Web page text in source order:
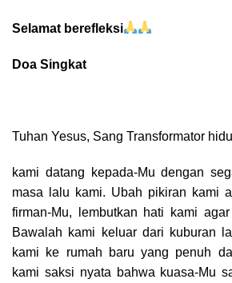
Selamat berefleksi
Doa Singkat
Tuhan Yesus, Sang Transformator
kami datang kepada-Mu dengan
masa lalu kami. Ubah pikiran kami
firman-Mu,
lembutkan hati kami
Bawalah kami keluar dari kuburan
kami ke rumah baru yang penuh
kami saksi nyata bahwa kuasa-Mu